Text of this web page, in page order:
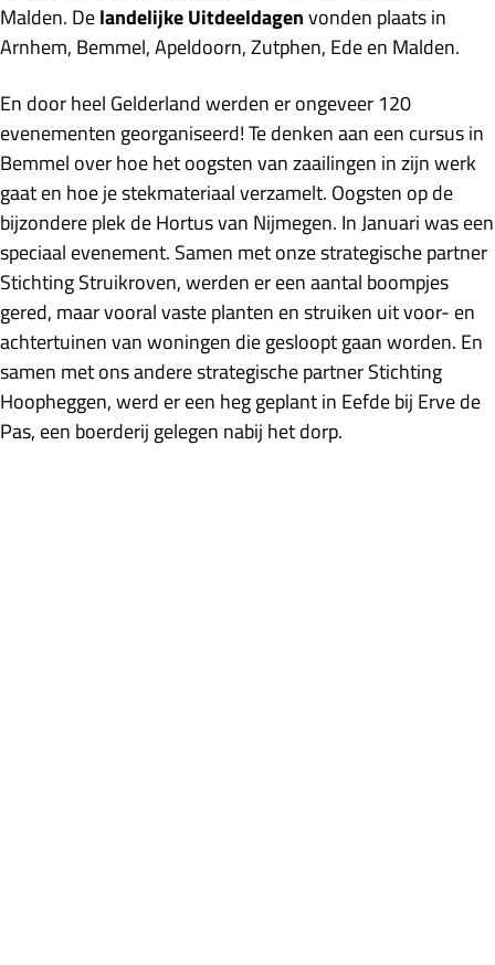
Malden. Delandelijke Uitdeeldagenvonden plaats in
Arnhem, Bemmel, Apeldoorn, Zutphen, Ede en Malden.
En door heel Gelderland werden er ongeveer 120
evenementen georganiseerd! Te denken aan een cursus in
Bemmel over hoe het oogsten van zaailingen in zijn werk
gaat en hoe je stekmateriaal verzamelt. Oogsten op de
bijzondere plek de Hortus van Nijmegen. In Januari was een
speciaal evenement. Samen met onze strategische partner
Stichting Struikroven, werden er een aantal boompjes
gered, maar vooral vaste planten en struiken uit voor- en
achtertuinen van woningen die gesloopt gaan worden. En
samen met ons andere strategische partner Stichting
Hoopheggen, werd er een heg geplant in Eefde bij Erve de
Pas, een boerderij gelegen nabij het dorp.